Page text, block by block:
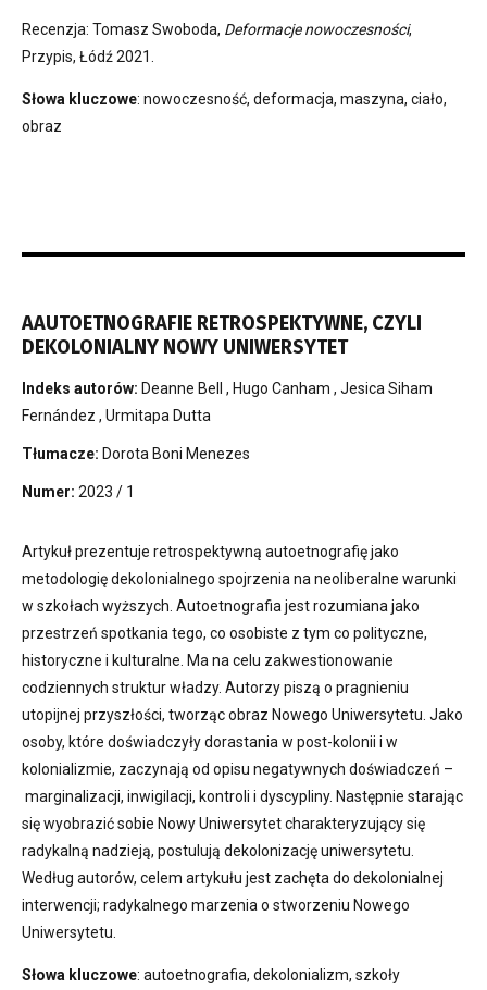
Recenzja: Tomasz Swoboda, Deformacje nowoczesności,
Przypis, Łódź 2021.
Słowa kluczowe: nowoczesność, deformacja, maszyna, ciało,
obraz
AAUTOETNOGRAFIE RETROSPEKTYWNE, CZYLI
DEKOLONIALNY NOWY UNIWERSYTET
Indeks autorów: Deanne Bell , Hugo Canham , Jesica Siham
Fernández , Urmitapa Dutta
Tłumacze: Dorota Boni Menezes
Numer: 2023 / 1
Artykuł prezentuje retrospektywną autoetnografię jako
metodologię dekolonialnego spojrzenia na neoliberalne warunki
w szkołach wyższych. Autoetnografia jest rozumiana jako
przestrzeń spotkania tego, co osobiste z tym co polityczne,
historyczne i kulturalne. Ma na celu zakwestionowanie
codziennych struktur władzy. Autorzy piszą o pragnieniu
utopijnej przyszłości, tworząc obraz Nowego Uniwersytetu. Jako
osoby, które doświadczyły dorastania w post-kolonii i w
kolonializmie, zaczynają od opisu negatywnych doświadczeń –
marginalizacji, inwigilacji, kontroli i dyscypliny. Następnie starając
się wyobrazić sobie Nowy Uniwersytet charakteryzujący się
radykalną nadzieją, postulują dekolonizację uniwersytetu.
Według autorów, celem artykułu jest zachęta do dekolonialnej
interwencji; radykalnego marzenia o stworzeniu Nowego
Uniwersytetu.
Słowa kluczowe: autoetnografia, dekolonializm, szkoły